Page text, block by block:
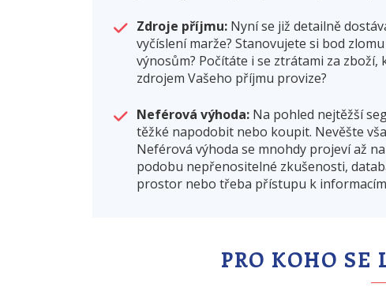
Zdroje příjmu: Nyní se již detailně
vyčíslení marže? Stanovujete si bod
výnosům? Počítáte i se ztrátami za
zdrojem Vašeho příjmu provize?
Neférová výhoda: Na pohled nejtěžší
těžké napodobit nebo koupit. Nevěšte
Neférová výhoda se mnohdy projeví až
podobu nepřenositelné zkušenosti,
prostor nebo třeba přístupu k
PRO KOHO SE